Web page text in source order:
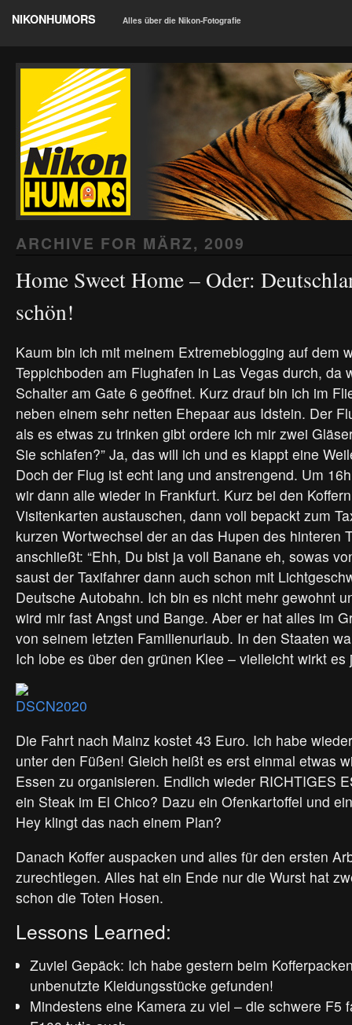
NIKONHUMORS Alles über die Nikon-Fotografie
ARCHIVE FOR MÄRZ, 2009
Home Sweet Home – Oder:
schön!
Kaum bin ich mit meinem Extremeblogging auf dem
Teppichboden am Flughafen in Las Vegas durch, da
Schalter am Gate 6 geöffnet. Kurz drauf bin ich im
neben einem sehr netten Ehepaar aus Idstein. Der
als es etwas zu trinken gibt ordere ich mir zwei
Sie schlafen?” Ja, das will ich und es klappt eine
Doch der Flug ist echt lang und anstrengend. Um
wir dann alle wieder in Frankfurt. Kurz bei den
Visitenkarten austauschen, dann voll bepackt zum
kurzen Wortwechsel der an das Hupen des hinteren
anschließt: “Ehh, Du bist ja voll Banane eh, sowas
saust der Taxifahrer dann auch schon mit
Deutsche Autobahn. Ich bin es nicht mehr gewohnt
wird mir fast Angst und Bange. Aber er hat alles im
von seinem letzten Familienurlaub. In den Staaten
Ich lobe es über den grünen Klee – vielleicht wirkt es
Die Fahrt nach Mainz kostet 43 Euro. Ich habe
unter den Füßen! Gleich heißt es erst einmal etwas
Essen zu organisieren. Endlich wieder RICHTIGES
ein Steak im El Chico? Dazu ein Ofenkartoffel und
Hey klingt das nach einem Plan?
Danach Koffer auspacken und alles für den ersten
zurechtlegen. Alles hat ein Ende nur die Wurst hat
schon die Toten Hosen.
Lessons Learned:
Zuviel Gepäck: Ich habe gestern beim
unbenutzte Kleidungsstücke gefunden!
Mindestens eine Kamera zu viel – die schwere F5